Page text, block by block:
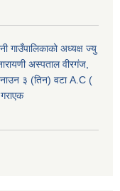
गाउँपालिकाको अध्यक्ष ज्यु
अस्पताल वीरगंज,
३ (तिन) वटा A.C (